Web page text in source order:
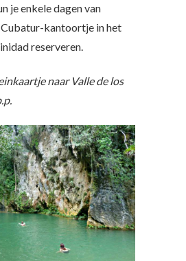
je enkele dagen van
kantoortje in het
reserveren.
naar Valle de los